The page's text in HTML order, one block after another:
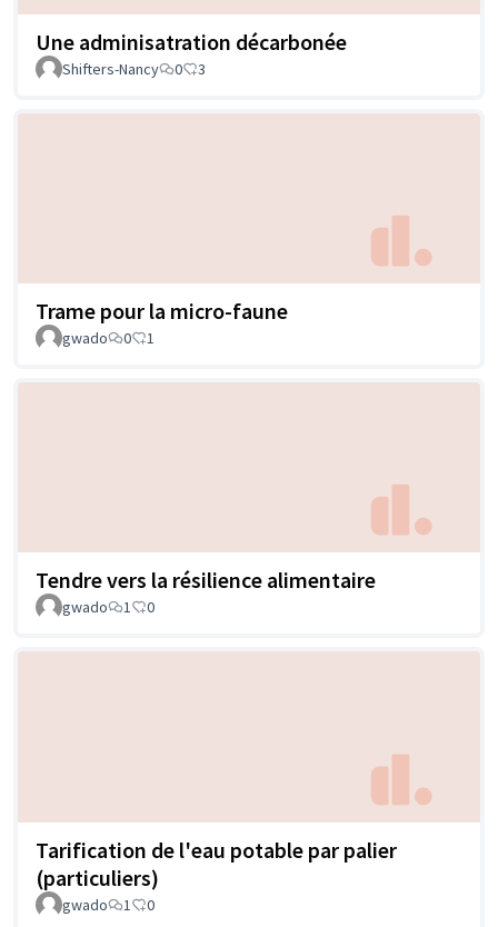
Une adminisatration décarbonée
Shifters-Nancy 0 3
Trame pour la micro-faune
gwado 0 1
Tendre vers la résilience alimentaire
gwado 1 0
Tarification de l'eau potable par palier
(particuliers)
gwado 1 0